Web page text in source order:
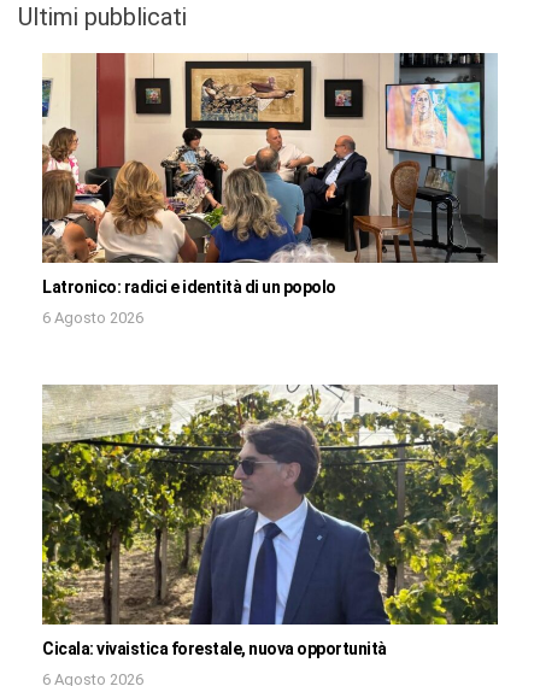
Ultimi pubblicati
Latronico: radici e identità di un popolo
6 Agosto 2026
Cicala: vivaistica forestale, nuova opportunità
6 Agosto 2026